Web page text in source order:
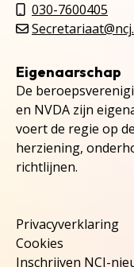
030-7600405
Eigenaarschap
De
en NVDA zijn
voert de regie op
herziening,
richtlijnen.
Privacyverklaring
Cookies
Inschrijven NCJ-